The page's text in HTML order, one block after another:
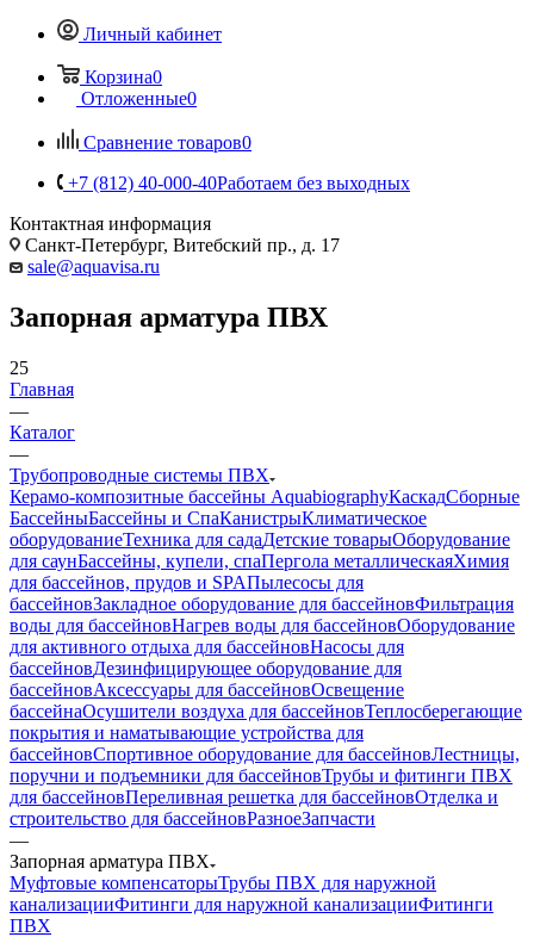
Личный кабинет
Корзина0
Отложенные0
Сравнение товаров0
+7 (812) 40-000-40Работаем без выходных
Контактная информация
Санкт-Петербург, Витебский пр., д. 17
sale@aquavisa.ru
Запорная арматура ПВХ
25
Главная
—
Каталог
—
Трубопроводные системы ПВХ
Керамо-композитные бассейны AquabiographyКаскадСборные
БассейныБассейны и СпаКанистрыКлиматическое
оборудованиеТехника для садаДетские товарыОборудование
для саунБассейны, купели, спаПергола металлическаяХимия
для бассейнов, прудов и SPAПылесосы для
бассейновЗакладное оборудование для бассейновФильтрация
воды для бассейновНагрев воды для бассейновОборудование
для активного отдыха для бассейновНасосы для
бассейновДезинфицирующее оборудование для
бассейновАксессуары для бассейновОсвещение
бассейнаОсушители воздуха для бассейновТеплосберегающие
покрытия и наматывающие устройства для
бассейновСпортивное оборудование для бассейновЛестницы,
поручни и подъемники для бассейновТрубы и фитинги ПВХ
для бассейновПереливная решетка для бассейновОтделка и
строительство для бассейновРазноеЗапчасти
—
Запорная арматура ПВХ
Муфтовые компенсаторыТрубы ПВХ для наружной
канализацииФитинги для наружной канализацииФитинги
ПВХ